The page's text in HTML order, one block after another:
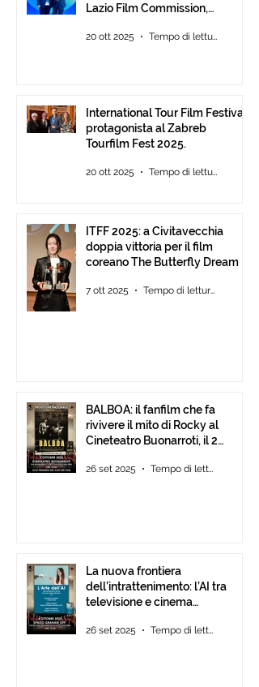
Lazio Film Commission,
Musica Roma, consegna degli
20 ott 2025 Tempo di lettura: 2 min
International Tour Film Festival
protagonista al Zabreb
Tourfilm Fest 2025.
20 ott 2025 Tempo di lettura: 1 min
ITFF 2025: a Civitavecchia
doppia vittoria per il film
coreano The Butterfly Dream
7 ott 2025 Tempo di lettura: 4 min
BALBOA: il fanfilm che fa
rivivere il mito di Rocky al
Cineteatro Buonarroti, il 2
26 set 2025 Tempo di lettura: 1 min
La nuova frontiera
dell’intrattenimento: l’AI tra
televisione e cinema
26 set 2025 Tempo di lettura: 1 min